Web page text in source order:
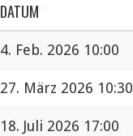
DATUM
4. Feb. 2026 10:00
27. März 2026 10:30
18. Juli 2026 17:00